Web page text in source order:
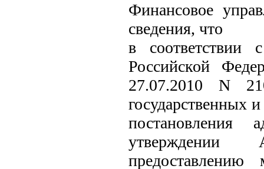
Финансовое
сведения, что
в соответствии
Российской
27.07.2010 N
государственных
постановления
утверждении
предоставлению